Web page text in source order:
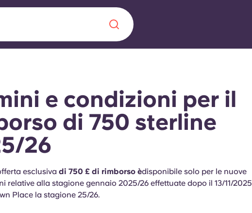
era nel
alimenta
per gli
Domande frequenti
e condizioni per il
di 750 sterline
26
esclusiva di 750 £ di rimborso èdisponibile solo per le nuove
relative alla stagione gennaio 2025/26 effettuate dopo il 13/11/2025
Place la stagione 25/26.